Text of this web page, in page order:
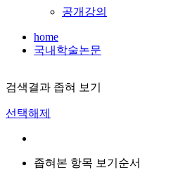
공개강의
home
국내학술논문
검색결과 좁혀 보기
선택해제
좁혀본 항목 보기순서